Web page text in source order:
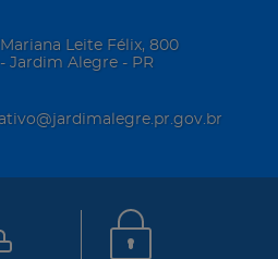
Leite Félix, 800
Jardim Alegre - PR